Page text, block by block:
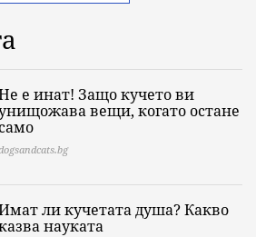
е инат! Защо кучето ви
вещи, когато остане
ли кучетата душа? Какво
науката